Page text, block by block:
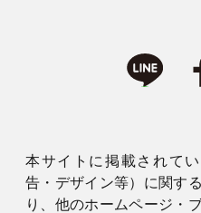
本サイトに掲載されて
告・デザイン等）に関す
り、他のホームページ・